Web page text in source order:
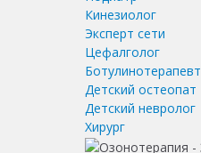
Кинезиолог
Эксперт сети
Цефалголог
Ботулинотерапевт
Детский остеопат
Детский невролог
Хирург